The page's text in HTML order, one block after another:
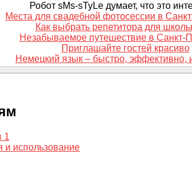
Робот sMs-sTyLe думает, что это
Места для свадебной фотосессии в
Как выбрать репетитора для
Незабываемое путешествие в Санкт-
Приглашайте гостей красиво
Немецкий язык – быстро, эффективно,
1
и использование